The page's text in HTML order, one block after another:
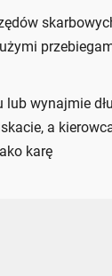
lub wynajmie
a
karę